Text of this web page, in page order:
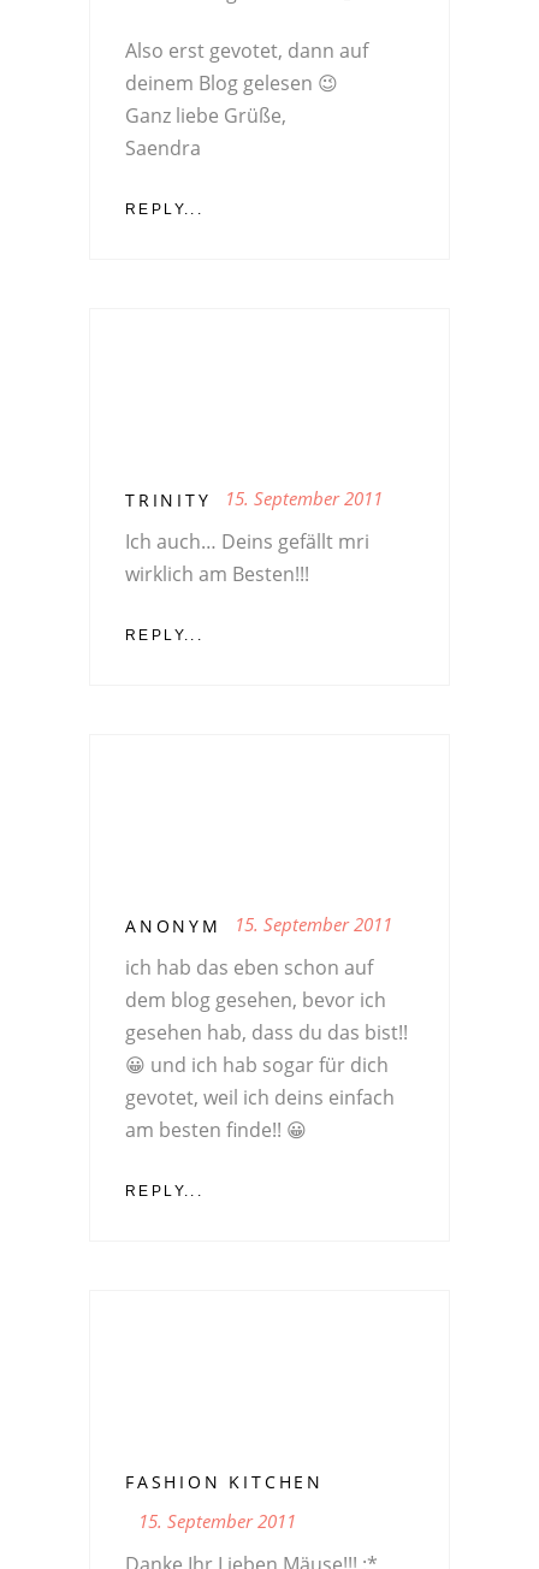
Also erst gevotet, dann auf
deinem Blog gelesen 😉
Ganz liebe Grüße,
Saendra
REPLY...
TRINITY 15. September 2011
Ich auch… Deins gefällt mri
wirklich am Besten!!!
REPLY...
ANONYM 15. September 2011
ich hab das eben schon auf
dem blog gesehen, bevor ich
gesehen hab, dass du das bist!!
😀 und ich hab sogar für dich
gevotet, weil ich deins einfach
am besten finde!! 😀
REPLY...
FASHION KITCHEN
15. September 2011